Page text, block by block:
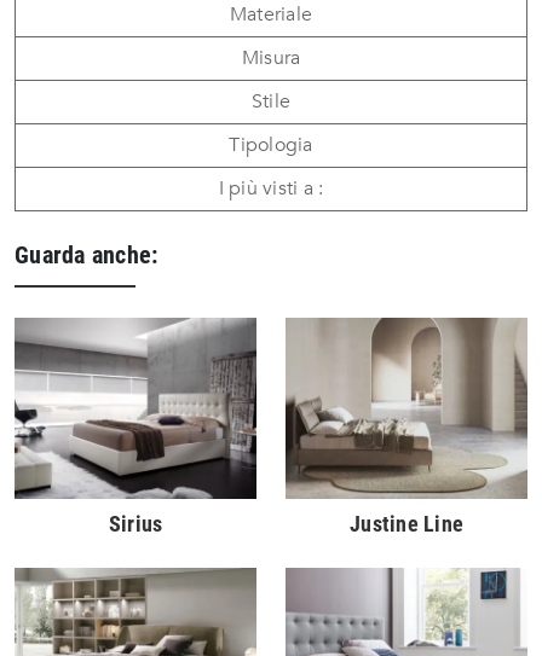
Materiale
Misura
Stile
Tipologia
I più visti a :
Guarda anche:
Sirius Justine Line